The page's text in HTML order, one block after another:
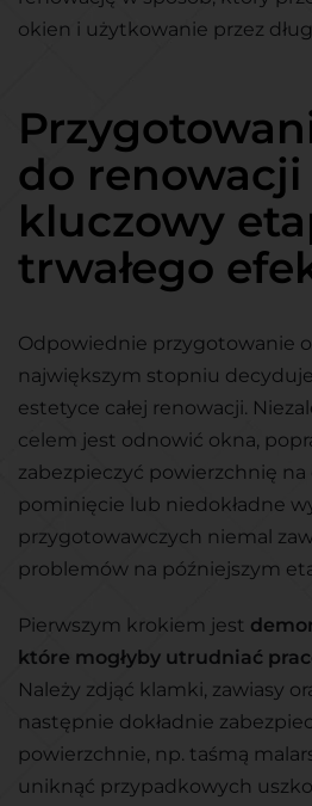
okien i użytkowanie przez
do renowacji
kluczowy
trwałego
Odpowiednie przygotowanie
największym stopniu decyduje
estetyce całej renowacji.
celem jest odnowić okna,
zabezpieczyć powierzchnię na
pominięcie lub niedokładne
przygotowawczych niemal
problemów na późniejszym
Pierwszym krokiem jest
które mogłyby utrudniać
Należy zdjąć klamki, zawiasy
następnie dokładnie
powierzchnie, np. taśmą
uniknąć przypadkowych